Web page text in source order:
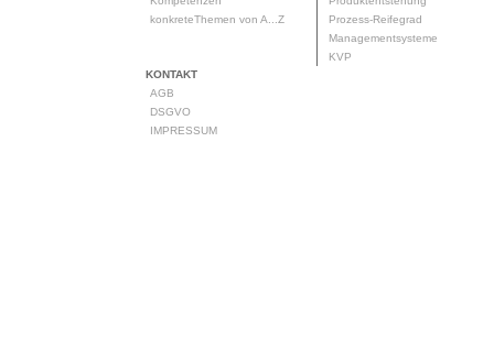
konkreteThemen von A...Z
Prozess-Reifegrad
Managementsysteme
KVP
KONTAKT
AGB
DSGVO
IMPRESSUM